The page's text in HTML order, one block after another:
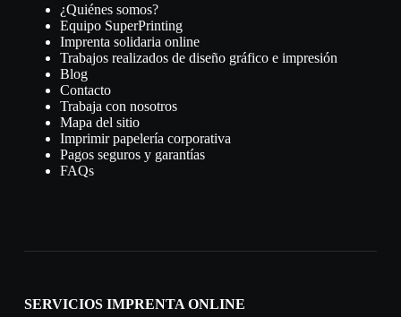
¿Quiénes somos?
Equipo SuperPrinting
Imprenta solidaria online
Trabajos realizados de diseño gráfico e impresión
Blog
Contacto
Trabaja con nosotros
Mapa del sitio
Imprimir papelería corporativa
Pagos seguros y garantías
FAQs
SERVICIOS IMPRENTA ONLINE